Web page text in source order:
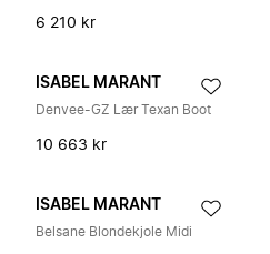
6 210 kr
ISABEL MARANT
Denvee-GZ Lær Texan Boot
10 663 kr
ISABEL MARANT
Belsane Blondekjole Midi